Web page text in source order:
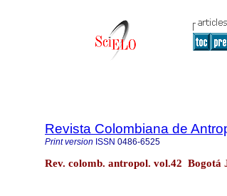
Revista Colombiana de
Print version ISSN 0486-6525
Rev. colomb. antropol. vol.42 Bogotá